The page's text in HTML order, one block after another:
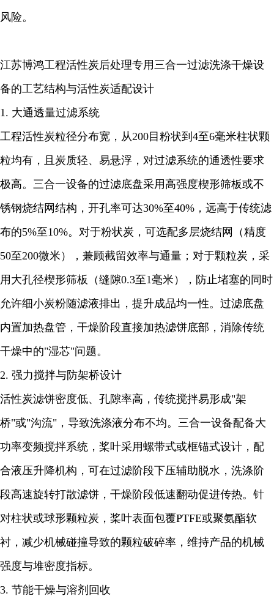
风险。
江苏博鸿工程活性炭后处理专用三合一过滤洗涤干燥设
备的工艺结构与活性炭适配设计
1. 大通透量过滤系统
工程活性炭粒径分布宽，从200目粉状到4至6毫米柱状颗
粒均有，且炭质轻、易悬浮，对过滤系统的通透性要求
极高。三合一设备的过滤底盘采用高强度楔形筛板或不
锈钢烧结网结构，开孔率可达30%至40%，远高于传统滤
布的5%至10%。对于粉状炭，可选配多层烧结网（精度
50至200微米），兼顾截留效率与通量；对于颗粒炭，采
用大孔径楔形筛板（缝隙0.3至1毫米），防止堵塞的同时
允许细小炭粉随滤液排出，提升成品均一性。过滤底盘
内置加热盘管，干燥阶段直接加热滤饼底部，消除传统
干燥中的"湿芯"问题。
2. 强力搅拌与防架桥设计
活性炭滤饼密度低、孔隙率高，传统搅拌易形成"架
桥"或"沟流"，导致洗涤液分布不均。三合一设备配备大
功率变频搅拌系统，桨叶采用螺带式或框锚式设计，配
合液压升降机构，可在过滤阶段下压辅助脱水，洗涤阶
段高速旋转打散滤饼，干燥阶段低速翻动促进传热。针
对柱状或球形颗粒炭，桨叶表面包覆PTFE或聚氨酯软
衬，减少机械碰撞导致的颗粒破碎率，维持产品的机械
强度与堆密度指标。
3. 节能干燥与溶剂回收